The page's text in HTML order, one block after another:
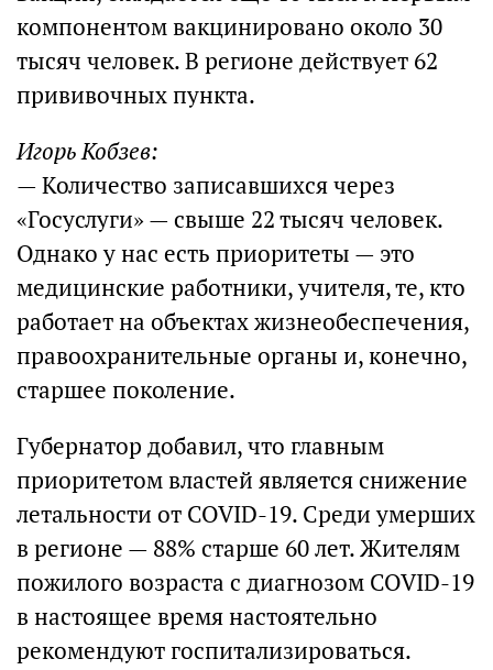
компонентом вакцинировано около 30
тысяч человек. В регионе действует 62
прививочных пункта.
Игорь Кобзев:
— Количество записавшихся через
«Госуслуги» — свыше 22 тысяч человек.
Однако у нас есть приоритеты — это
медицинские работники, учителя, те, кто
работает на объектах жизнеобеспечения,
правоохранительные органы и, конечно,
старшее поколение.
Губернатор добавил, что главным
приоритетом властей является снижение
летальности от COVID-19. Среди умерших
в регионе — 88% старше 60 лет. Жителям
пожилого возраста с диагнозом COVID-19
в настоящее время настоятельно
рекомендуют госпитализироваться.